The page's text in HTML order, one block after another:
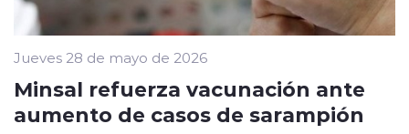
Jueves 28 de mayo de 2026
Minsal refuerza vacunación ante
aumento de casos de sarampión